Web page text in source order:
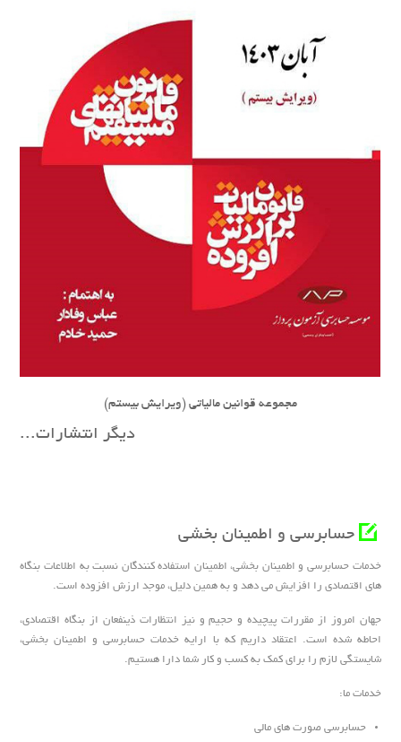
مجموعه قوانین مالیاتی (ویرایش بیستم)
دیگر انتشارات...
حسابرسی و اطمینان بخشی
خدمات حسابرسی و اطمینان بخشی، اطمینان استفاده کنندگان نسبت به اطلاعات بنگاه
های اقتصادی را افزایش می دهد و به همین دلیل، موجد ارزش افزوده است.
جهان امروز از مقررات پیچیده و حجیم و نیز انتظارات ذینفعان از بنگاه اقتصادی،
احاطه شده است. اعتقاد داریم که با ارایه خدمات حسابرسی و اطمینان بخشی،
شایستگی لازم را برای کمک به کسب و کار شما دارا هستیم.
خدمات ما:
حسابرسی صورت های مالی